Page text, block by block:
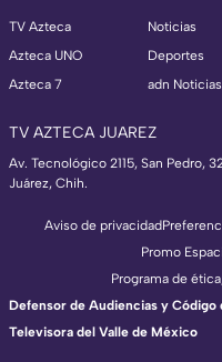
TV Azteca
Azteca UNO
Azteca 7
Noticias
Deportes
adn Noticias
TV AZTECA JUAREZ
Av. Tecnológico 2115, San Pedro,
Juárez, Chih.
Aviso de privacidad
Promo
Programa de
Defensor de Audiencias y Código
Televisora del Valle de México